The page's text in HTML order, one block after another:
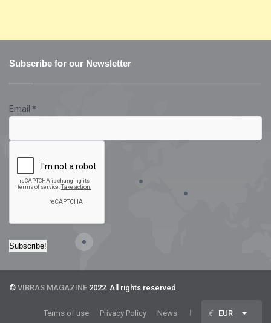
Subscribe for our Newsletter
Email *
© VIBRAS MAGAZINE 2022. All rights reserved.
Terms of use Privacy Policy News € EUR